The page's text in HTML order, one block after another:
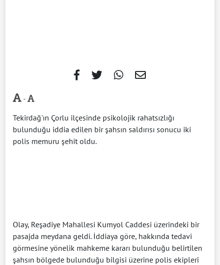
-
Tekirdağ'ın Çorlu ilçesinde psikolojik rahatsızlığı
bulunduğu iddia edilen bir şahsın saldırısı sonucu iki
polis memuru şehit oldu.
Olay, Reşadiye Mahallesi Kumyol Caddesi üzerindeki bir
pasajda meydana geldi. İddiaya göre, hakkında tedavi
görmesine yönelik mahkeme kararı bulunduğu belirtilen
şahsın bölgede bulunduğu bilgisi üzerine polis ekipleri